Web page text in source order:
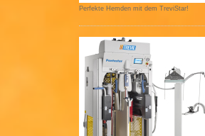
Perfekte Hemden mit dem TreviStar!